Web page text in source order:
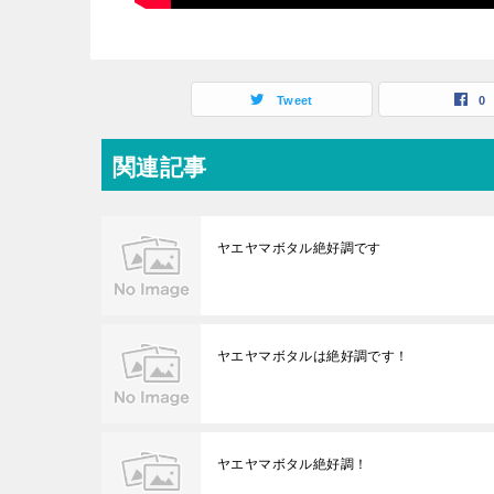
Tweet 0
関連記事
ヤエヤマボタル絶好調です
ヤエヤマボタルは絶好調です！
ヤエヤマボタル絶好調！